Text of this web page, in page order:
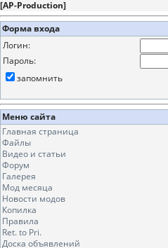
[AP-Production]
Форма входа
Логин:
Пароль:
запомнить
Меню сайта
Главная страница
Файлы
Видео и статьи
Форум
Галерея
Мод месяца
Новости модов
Копилка
Правила
Ret. to Pri.
Доска объявлений